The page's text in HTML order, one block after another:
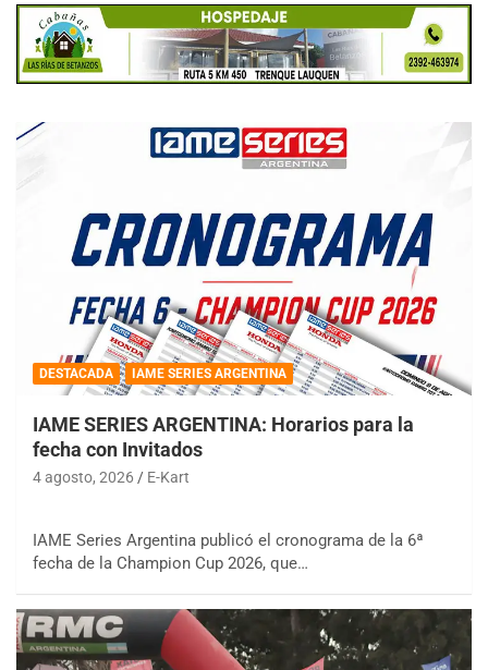
DESTACADA IAME SERIES ARGENTINA
IAME SERIES ARGENTINA: Horarios para la
fecha con Invitados
4 agosto, 2026 E-Kart
IAME Series Argentina publicó el cronograma de la 6ª
fecha de la Champion Cup 2026, que…